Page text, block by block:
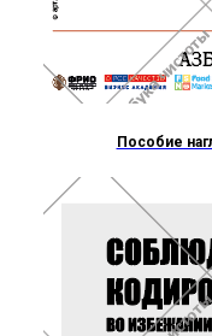
Пособие